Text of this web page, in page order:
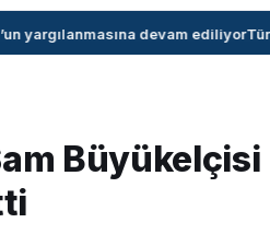
yargılanmasına devam ediliyor
Büyükelçisi